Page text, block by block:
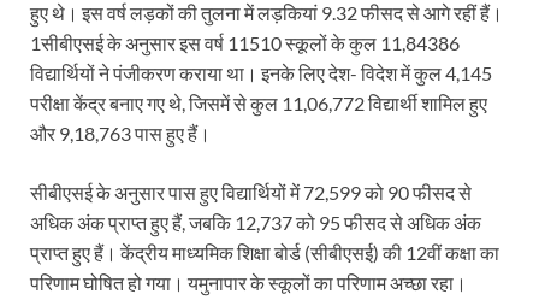
हुए थे। इस वर्ष लड़कों की तुलना में लड़कियां 9.32 फीसद से आगे रहीं हैं।
1सीबीएसई के अनुसार इस वर्ष 11510 स्कूलों के कुल 11,84386
विद्यार्थियों ने पंजीकरण कराया था। इनके लिए देश- विदेश में कुल 4,145
परीक्षा केंद्र बनाए गए थे, जिसमें से कुल 11,06,772 विद्यार्थी शामिल हुए
और 9,18,763 पास हुए हैं।
सीबीएसई के अनुसार पास हुए विद्यार्थियों में 72,599 को 90 फीसद से
अधिक अंक प्राप्त हुए हैं, जबकि 12,737 को 95 फीसद से अधिक अंक
प्राप्त हुए हैं। केंद्रीय माध्यमिक शिक्षा बोर्ड (सीबीएसई) की 12वीं कक्षा का
परिणाम घोषित हो गया। यमुनापार के स्कूलों का परिणाम अच्छा रहा।